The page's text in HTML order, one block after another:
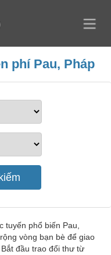
phí Pau, Pháp
tuyến phổ biến Pau,
vòng bạn bè để giao
đầu trao đổi thư từ